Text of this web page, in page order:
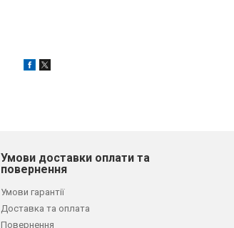
Умови доставки оплати та
повернення
Умови гарантії
Доставка та оплата
Повернення